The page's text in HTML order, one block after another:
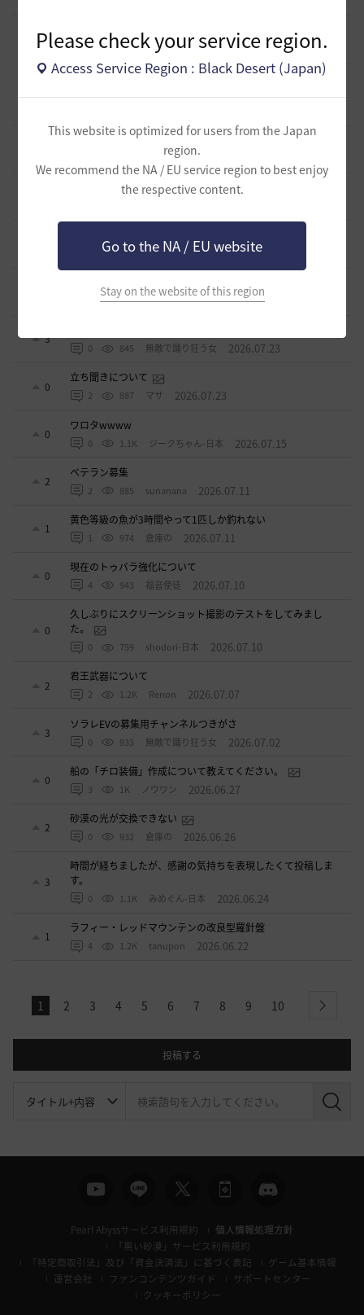
Please check your service region.
Access Service Region : Black Desert (Japan)
This website is optimized for users from the Japan
region.
We recommend the NA / EU service region to best enjoy
the respective content.
Go to the NA / EU website
Stay on the website of this region
0
止まらない超高速成長、HYPERBOOST
0 1K 黒い砂漠 8 日前
4
【ギルド名声】2026ハイデル宴会スクショ【どうなる？】
ノウワン 2026.07.24
波に乗って流れ着いた宝の地図の場所
796 マサ 2026.07.24
ベテラン＆ルーキー クーポン配布
770 飛鳥雨音 2026.07.24
3
0 845 無敵で踊り狂う女 2026.07.23
0
立ち聞きについて
2 887 マサ 2026.07.23
0
ワロタwwww
0 1.1K ジークちゃん-日本 2026.07.15
2
ベテラン募集
2 885 sunanana 2026.07.11
1
黄色等級の魚が3時間やって1匹しか釣れない
1 974 倉庫の 2026.07.11
0
現在のトゥバラ強化について
4 943 福音使徒 2026.07.10
0
久しぶりにスクリーンショット撮影のテストをしてみまし
た。
0 759 shodori-日本 2026.07.10
2
君王武器について
2 1.2K Renon 2026.07.07
3
ソラレEVの募集用チャンネルつきがさ
0 933 無敵で踊り狂う女 2026.07.02
0
船の「チロ装備」作成について教えてください。
3 1K ノウワン 2026.06.27
2
砂漠の光が交換できない
0 932 倉庫の 2026.06.26
3
時間が経ちましたが、感謝の気持ちを表現したくて投稿しま
す。
0 1.1K みめぐん-日本 2026.06.24
1
ラフィー・レッドマウンテンの改良型羅針盤
4 1.2K tanupon 2026.06.22
1 2 3 4 5 6 7 8 9 10 next
投稿する
検
Pearl Abyssサービス利用規約
個人情報処理方針
「黒い砂漠」サービス利用規約
「特定商取引法」及び「資金決済法」に基づく表記
ゲーム基本情報
運営会社
ファンコンテンツガイド
サポートセンター
クッキーポリシー